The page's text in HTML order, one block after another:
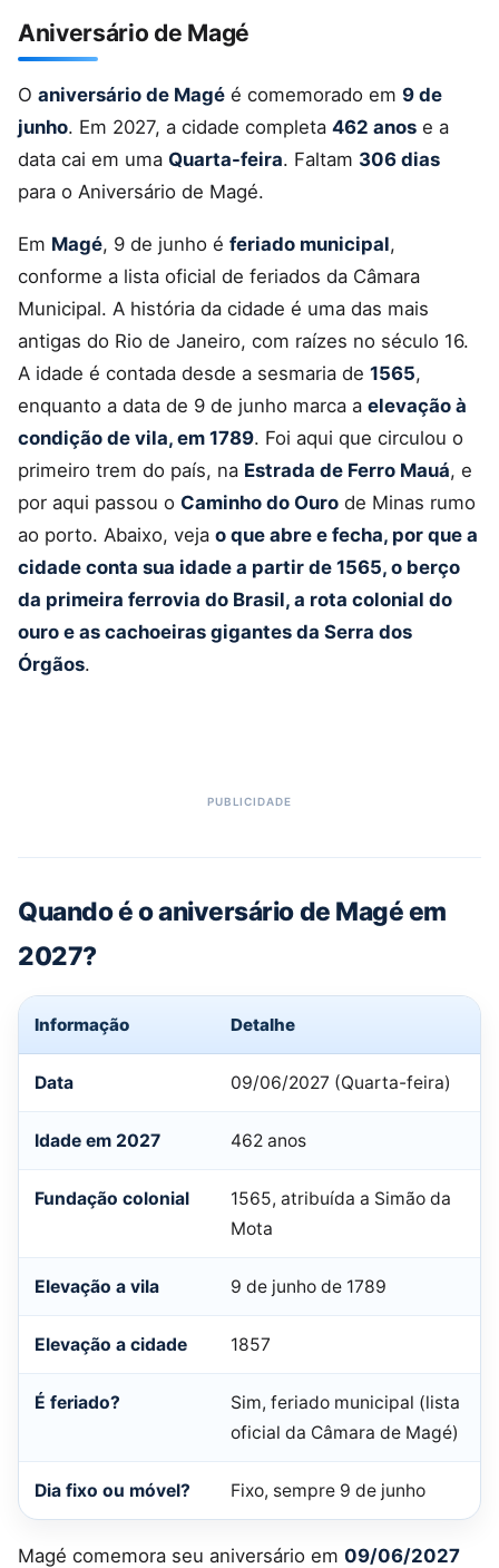
Aniversário de Magé
O aniversário de Magé é comemorado em 9 de
junho. Em 2027, a cidade completa 462 anos e a
data cai em uma Quarta-feira. Faltam 306 dias
para o Aniversário de Magé.
Em Magé, 9 de junho é feriado municipal,
conforme a lista oficial de feriados da Câmara
Municipal. A história da cidade é uma das mais
antigas do Rio de Janeiro, com raízes no século 16.
A idade é contada desde a sesmaria de 1565,
enquanto a data de 9 de junho marca a elevação à
condição de vila, em 1789. Foi aqui que circulou o
primeiro trem do país, na Estrada de Ferro Mauá, e
por aqui passou o Caminho do Ouro de Minas rumo
ao porto. Abaixo, veja o que abre e fecha, por que a
cidade conta sua idade a partir de 1565, o berço
da primeira ferrovia do Brasil, a rota colonial do
ouro e as cachoeiras gigantes da Serra dos
Órgãos.
Quando é o aniversário de Magé em
2027?
Informação Detalhe
Data 09/06/2027 (Quarta-feira)
Idade em 2027 462 anos
Fundação colonial
1565, atribuída a Simão da
Mota
Elevação a vila 9 de junho de 1789
Elevação a cidade 1857
É feriado?
Sim, feriado municipal (lista
oficial da Câmara de Magé)
Dia fixo ou móvel? Fixo, sempre 9 de junho
Magé comemora seu aniversário em 09/06/2027